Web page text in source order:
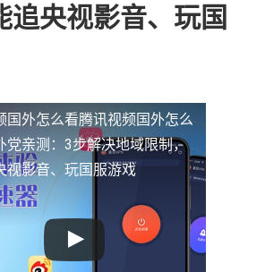
追央视影音、玩国
国外怎么看腾讯视频国外怎么
党亲测：3步解决地域限制，
视影音、玩国服游戏